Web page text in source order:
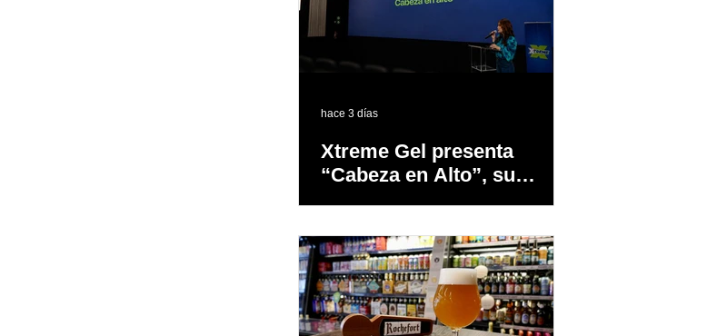
Xtreme Gel presenta
“Cabeza en Alto”, su
producido completamente
en Puerto Rico
hace 3 días